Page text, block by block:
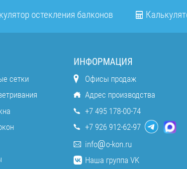
остекления балконов
сетки
ИНФОРМАЦИЯ
Офисы продаж
Адрес производства
+7 495 178-00-74
+7 926 912-62-97
info
o-kon.ru
Наша группа VK